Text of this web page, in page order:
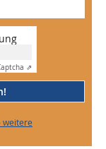
⇗
weitere